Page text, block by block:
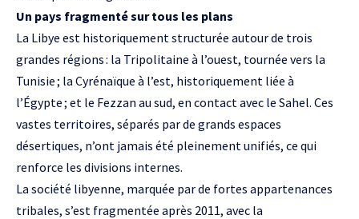
Un pays fragmenté sur tous les plans
La Libye est historiquement structurée autour de trois
grandes régions : la Tripolitaine à l’ouest, tournée vers la
Tunisie ; la Cyrénaïque à l’est, historiquement liée à
l’Égypte ; et le Fezzan au sud, en contact avec le Sahel. Ces
vastes territoires, séparés par de grands espaces
désertiques, n’ont jamais été pleinement unifiés, ce qui
renforce les divisions internes.
La société libyenne, marquée par de fortes appartenances
tribales, s’est fragmentée après 2011, avec la